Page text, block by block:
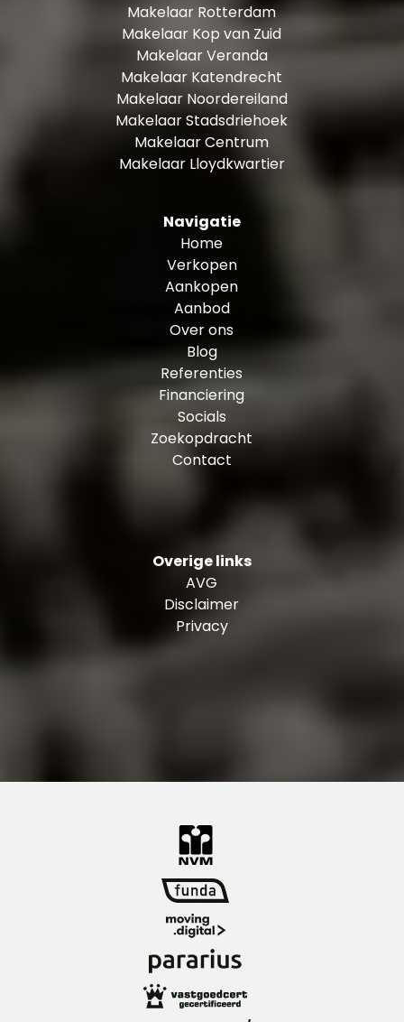
Makelaar Rotterdam
Makelaar Kop van Zuid
Makelaar Veranda
Makelaar Katendrecht
Makelaar Noordereiland
Makelaar Stadsdriehoek
Makelaar Centrum
Makelaar Lloydkwartier
Navigatie
Home
Verkopen
Aankopen
Aanbod
Over ons
Blog
Referenties
Financiering
Socials
Zoekopdracht
Contact
Overige links
AVG
Disclaimer
Privacy